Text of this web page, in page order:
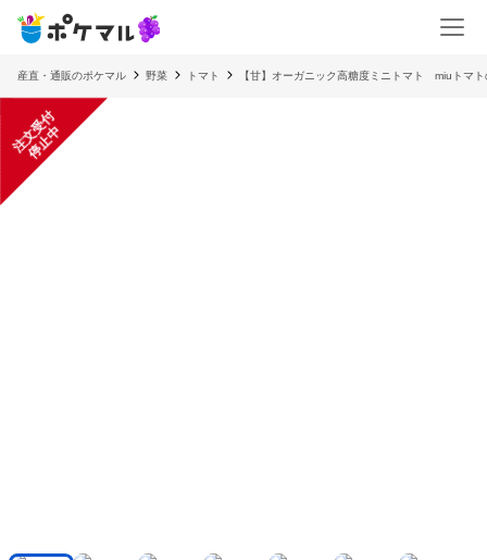
産直・通販のポケマル 野菜 トマト 【甘】オーガニック高糖度ミニトマト miuトマ
注
文
受
付
停
止
中